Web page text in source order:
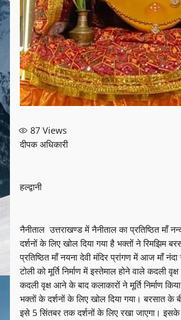
87 Views
दीपक अधिकारी
हल्द्वानी
नैनीताल उत्तराखण्ड में नैनीताल का प्रतिष्ठित माँ
दर्शनों के लिए खोल दिया गया है भक्तों ने रिमझिम
प्रतिष्ठित माँ नयना देवी मंदिर प्रांगण में आज माँ
टोली को मूर्ति निर्माण में इस्तेमाल होने वाले
कदली वृक्ष आने के बाद कलाकारों ने मूर्ति निर्माण
भक्तों के दर्शनों के लिए खोल दिया गया। बरसात के
इसे 5 सिंतबर तक दर्शनों के लिए रखा जाएगा। इसके